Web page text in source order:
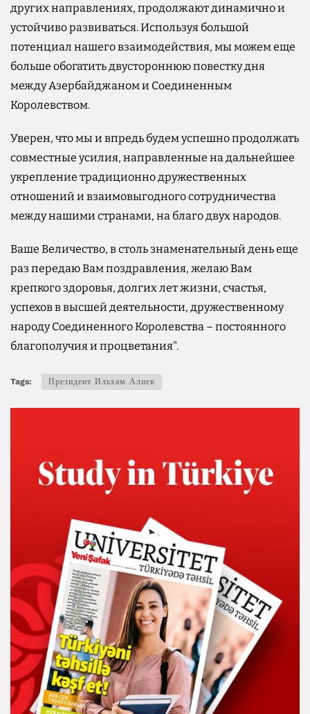
других направлениях, продолжают динамично и
устойчиво развиваться. Используя большой
потенциал нашего взаимодействия, мы можем еще
больше обогатить двустороннюю повестку дня
между Азербайджаном и Соединенным
Королевством.
Уверен, что мы и впредь будем успешно продолжать
совместные усилия, направленные на дальнейшее
укрепление традиционно дружественных
отношений и взаимовыгодного сотрудничества
между нашими странами, на благо двух народов.
Ваше Величество, в столь знаменательный день еще
раз передаю Вам поздравления, желаю Вам
крепкого здоровья, долгих лет жизни, счастья,
успехов в высшей деятельности, дружественному
народу Соединенного Королевства – постоянного
благополучия и процветания".
Tags: Президент Ильхам Алиев